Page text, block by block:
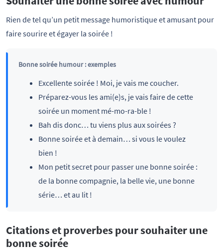
Rien de tel qu’un petit message humoristique et amusant pour
faire sourire et égayer la soirée !
Bonne soirée humour : exemples
Excellente soirée ! Moi, je vais me coucher.
Préparez-vous les ami(e)s, je vais faire de cette
soirée un moment mé-mo-ra-ble !
Bah dis donc… tu viens plus aux soirées ?
Bonne soirée et à demain… si vous le voulez
bien !
Mon petit secret pour passer une bonne soirée :
de la bonne compagnie, la belle vie, une bonne
série… et au lit !
Citations et proverbes pour souhaiter une
bonne soirée